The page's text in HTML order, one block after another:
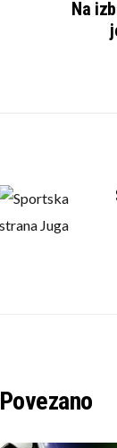
Na
Povezano